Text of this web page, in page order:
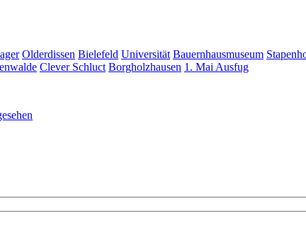
Olderdissen Bielefeld Universität Bauernhausmuseum
Clever Schluct Borgholzhausen 1. Mai Ausfug